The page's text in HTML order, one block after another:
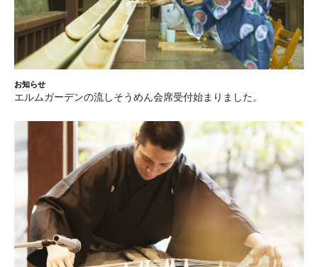
お知らせ
エルムガーデンの流しそうめん会席受付始まりました。